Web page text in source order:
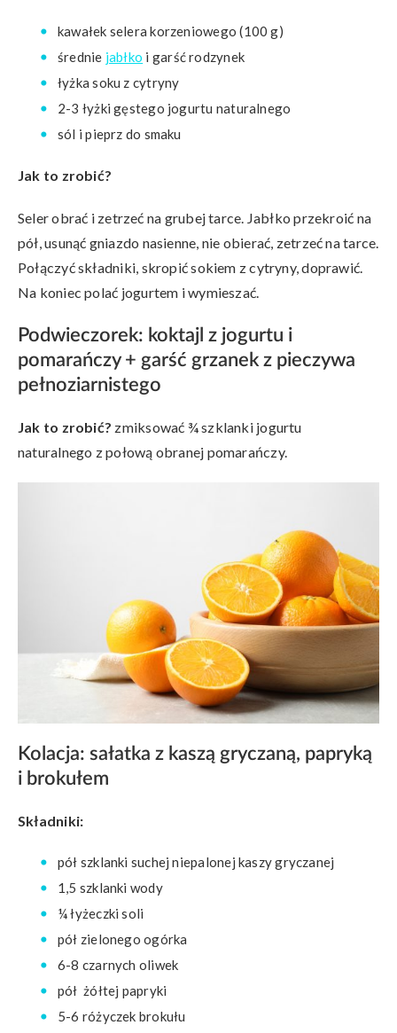
kawałek selera korzeniowego (100 g)
średnie jabłko i garść rodzynek
łyżka soku z cytryny
2-3 łyżki gęstego jogurtu naturalnego
sól i pieprz do smaku
Jak to zrobić?
Seler obrać i zetrzeć na grubej tarce. Jabłko przekroić na
pół, usunąć gniazdo nasienne, nie obierać, zetrzeć na tarce.
Połączyć składniki, skropić sokiem z cytryny, doprawić.
Na koniec polać jogurtem i wymieszać.
Podwieczorek: koktajl z jogurtu i
pomarańczy + garść grzanek z pieczywa
pełnoziarnistego
Jak to zrobić? zmiksować ¾ szklanki jogurtu
naturalnego z połową obranej pomarańczy.
Kolacja: sałatka z kaszą gryczaną, papryką
i brokułem
Składniki:
pół szklanki suchej niepalonej kaszy gryczanej
1,5 szklanki wody
¼ łyżeczki soli
pół zielonego ogórka
6-8 czarnych oliwek
pół żółtej papryki
5-6 różyczek brokułu